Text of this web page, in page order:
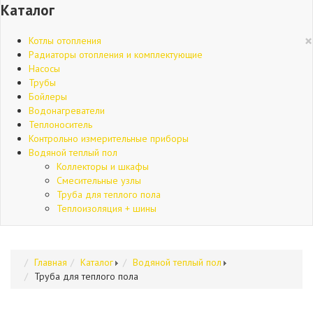
Каталог
×
Котлы отопления
Радиаторы отопления и комплектующие
Насосы
Трубы
Бойлеры
Водонагреватели
Теплоноситель
Контрольно измерительные приборы
Водяной теплый пол
Коллекторы и шкафы
Смесительные узлы
Труба для теплого пола
Теплоизоляция + шины
Главная Каталог
Водяной теплый пол
Труба для теплого пола